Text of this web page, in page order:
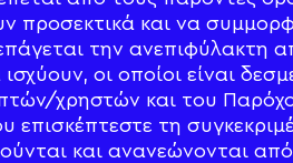
προσεκτικά και να
την ανεπιφύλακτη
οι οποίοι είναι
χρηστών και του
τη
και ανανεώνονται